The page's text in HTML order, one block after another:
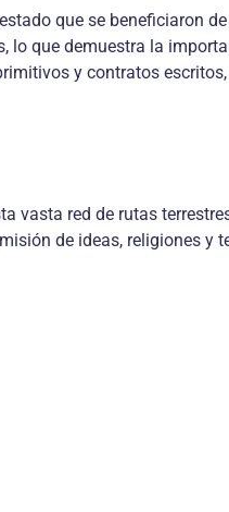
que se beneficiaron
que demuestra la
y contratos
vasta red de rutas
de ideas, religiones y